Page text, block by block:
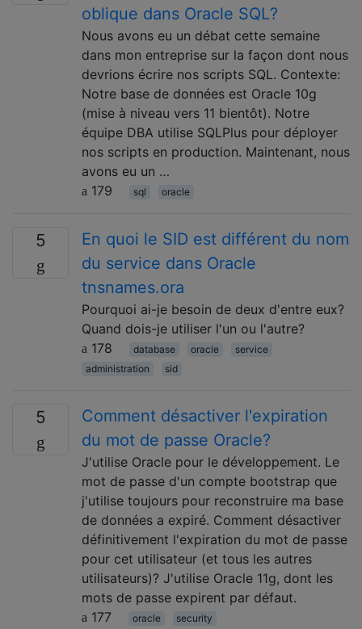
oblique dans Oracle SQL?
Nous avons eu un débat cette semaine
dans mon entreprise sur la façon dont nous
devrions écrire nos scripts SQL. Contexte:
Notre base de données est Oracle 10g
(mise à niveau vers 11 bientôt). Notre
équipe DBA utilise SQLPlus pour déployer
nos scripts en production. Maintenant, nous
avons eu un …
179
sql oracle
5
En quoi le SID est différent du nom
du service dans Oracle
tnsnames.ora
Pourquoi ai-je besoin de deux d'entre eux?
Quand dois-je utiliser l'un ou l'autre?
178
database oracle
service
administration
sid
5
Comment désactiver l'expiration
du mot de passe Oracle?
J'utilise Oracle pour le développement. Le
mot de passe d'un compte bootstrap que
j'utilise toujours pour reconstruire ma base
de données a expiré. Comment désactiver
définitivement l'expiration du mot de passe
pour cet utilisateur (et tous les autres
utilisateurs)? J'utilise Oracle 11g, dont les
mots de passe expirent par défaut.
177
oracle security